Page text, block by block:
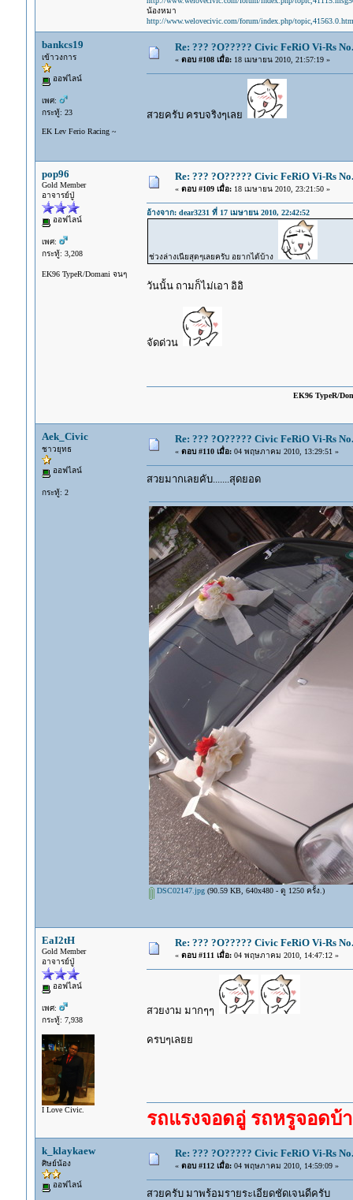
น้องหมา
http://www.welovecivic.com/forum/index.php/
bankcs19
เข้าวงการ
ออฟไลน์
เพศ:
กระทู้: 23
EK Lev Ferio Racing ~
Re: ??? ?O????? Civic FeRiO Vi-Rs
« ตอบ #108 เมื่อ:18 เมษายน 2010, 21:57:19 »
สวยครับ ครบจริงๆเลย
pop96
Gold Member
อาจารย์ปู่
ออฟไลน์
เพศ:
กระทู้: 3,208
EK96 TypeR/Domani จนๆ
Re: ??? ?O????? Civic FeRiO Vi-Rs
« ตอบ #109 เมื่อ:18 เมษายน 2010, 23:21:50 »
อ้างจาก: dear3231 ที่ 17 เมษายน 2010, 22:42:52
ช่วงล่างเนียสุดๆเลยครับ อยากได้บ้าง
วันนั้น ถามก็ไม่เอา อิอิ
จัดด่วน
EK96 TypeR/
Aek_Civic
ชาวยุทธ
ออฟไลน์
กระทู้: 2
Re: ??? ?O????? Civic FeRiO Vi-Rs
« ตอบ #110 เมื่อ:04 พฤษภาคม 2010, 13:29:51 »
สวยมากเลยคับ.......สุดยอด
DSC02147.jpg(90.59 KB, 640x480 - ดู 1250 ครั้ง.)
EaI2tH
Gold Member
อาจารย์ปู่
ออฟไลน์
เพศ:
กระทู้: 7,938
I Love Civic.
Re: ??? ?O????? Civic FeRiO Vi-Rs
« ตอบ #111 เมื่อ:04 พฤษภาคม 2010, 14:47:12 »
สวยงาม มากๆๆ
ครบๆเลยย
รถแรงจอดอู่ รถหรูจอดบ้
k_klaykaew
ศิษย์น้อง
ออฟไลน์
Re: ??? ?O????? Civic FeRiO Vi-Rs
« ตอบ #112 เมื่อ:04 พฤษภาคม 2010, 14:59:09 »
สวยครับ มาพร้อมรายระเอียดชัดเจนดีครับ